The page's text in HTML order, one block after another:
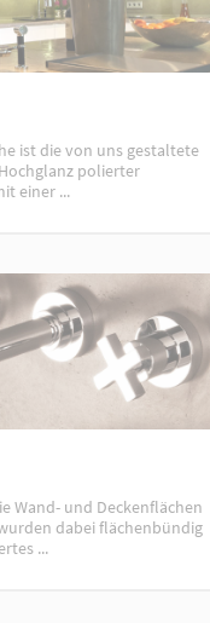
ist die von uns gestaltete
polierter
einer ...
Wand- und Deckenflächen
dabei flächenbündig
...